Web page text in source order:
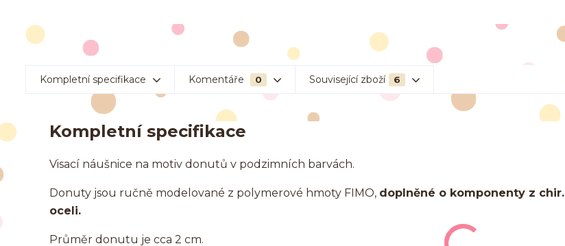
Kompletní specifikace Komentáře 0 Související zboží 6
Kompletní specifikace
Visací náušnice na motiv donutů v podzimních barvách.
Donuty jsou ručně modelované z polymerové hmoty FIMO, doplněné o komponenty z chir.
oceli.
Průměr donutu je cca 2 cm.